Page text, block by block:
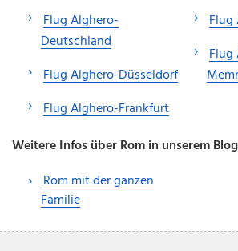
Flug Alghero-
Deutschland
Flug Alghero-Düsseldorf
Flug Alghero-Frankfurt
Flug
Weitere Infos über Rom in unserem
Rom mit der ganzen
Familie